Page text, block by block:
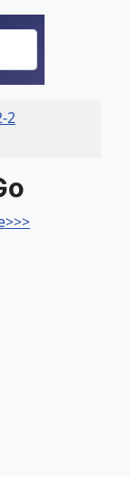
2